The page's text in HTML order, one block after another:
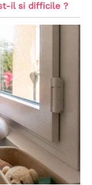
il si difficile ?